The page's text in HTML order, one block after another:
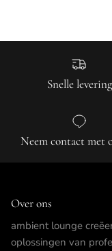
Snelle levering
Neem contact met
Over ons
ambient lounge
oplossingen van